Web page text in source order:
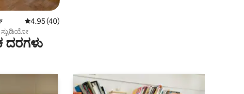
5 ರಲ್ಲಿ 4.95 ಸರಾಸರಿ ರೇಟಿಂಗ್, 40 ವಿಮರ್ಶೆಗಳು
4.95 (40)